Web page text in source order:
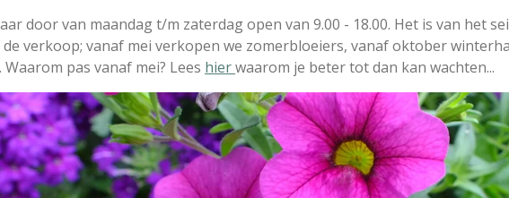
door van maandag t/m zaterdag open van 9.00 - 18.00. Het is van het
verkoop; vanaf mei verkopen we zomerbloeiers, vanaf oktober
Waarom pas vanaf mei? Lees hierwaarom je beter tot dan kan wachten...